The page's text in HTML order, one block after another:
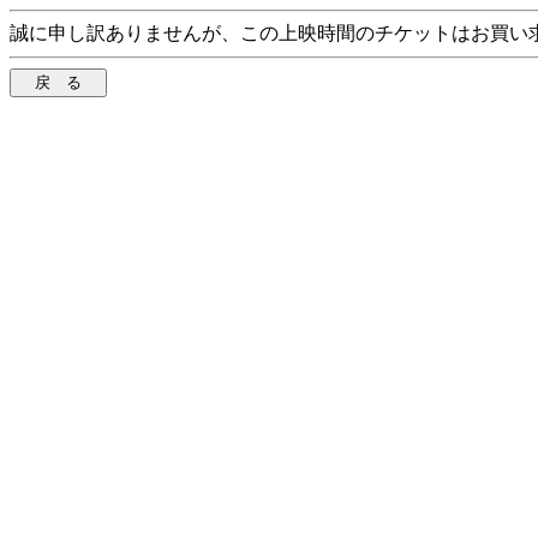
誠に申し訳ありませんが、この上映時間のチケットはお買い